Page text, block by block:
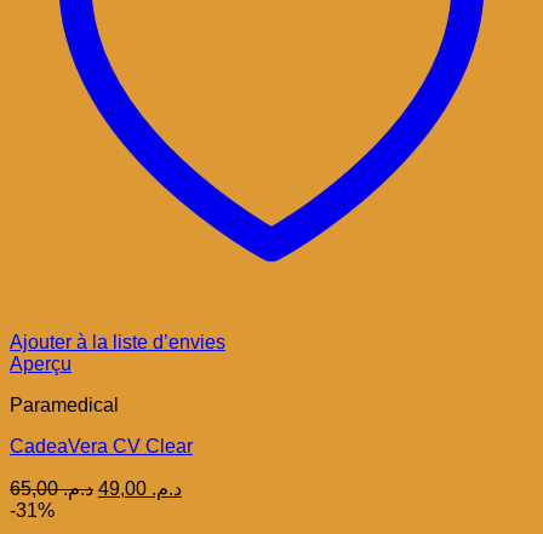
Ajouter à la liste d’envies
Aperçu
Paramedical
CadeaVera CV Clear
د.م.65,00
Le
د.م.Le
-31%